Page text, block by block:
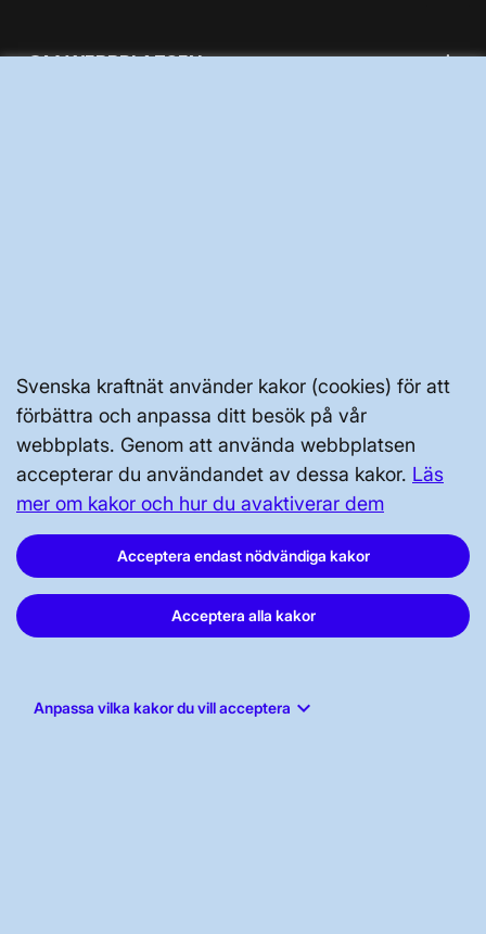
Svenska kraftnät använder kakor (cookies) för att
förbättra och anpassa ditt besök på vår
webbplats. Genom att använda webbplatsen
accepterar du användandet av dessa kakor. Läs
mer om kakor och hur du avaktiverar dem
Acceptera endast nödvändiga kakor
Acceptera alla kakor
Anpassa vilka kakor du vill acceptera keyboard_arrow_down
OM WEBBPLATSEN
Svenska kraftnät, Box 1200, 172 24
Sundbyberg
E-post:registrator@svk.se
Vår dataskyddspolicy
Tillgänglighetsredogörelse